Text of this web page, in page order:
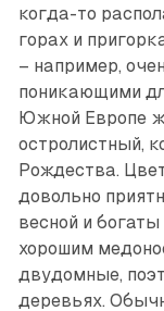
когда-то
горах и
– например,
поникающими
Южной Европе
остролистный,
Рождества.
довольно
весной и
хорошим
двудомные,
деревьях.